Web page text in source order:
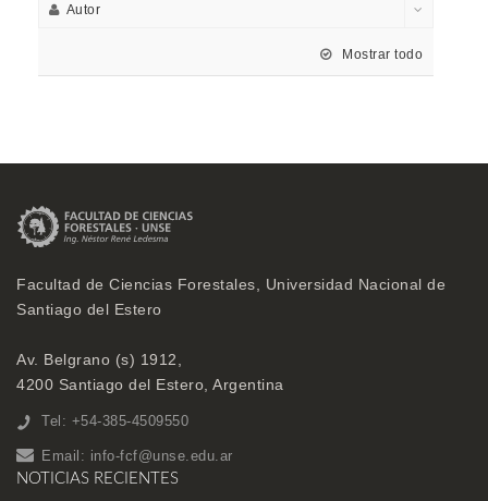
Autor
Mostrar todo
Facultad de Ciencias Forestales, Universidad Nacional de
Santiago del Estero
Av. Belgrano (s) 1912,
4200 Santiago del Estero, Argentina
Tel: +54-385-4509550
Email: info-fcf@unse.edu.ar
NOTICIAS RECIENTES